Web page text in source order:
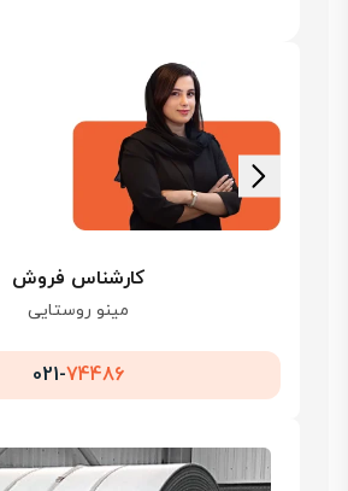
کارشناس فروش
مینو روستایی
021-74486